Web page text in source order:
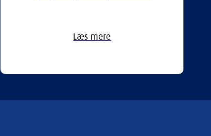
Læs mere